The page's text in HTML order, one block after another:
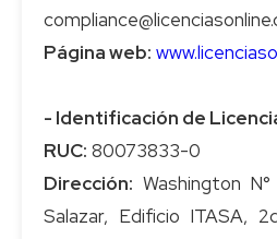
Página web:
- Identificación de
RUC:
Dirección: Washington
Salazar, Edificio ITASA,